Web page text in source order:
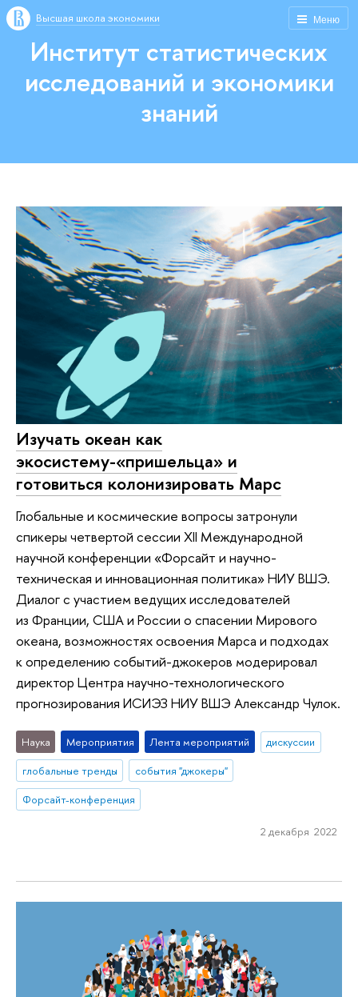
Меню
Высшая школа экономики
Институт статистических
исследований и экономики
знаний
Изучать океан как
экосистему-«пришельца» и
готовиться колонизировать Марс
Глобальные и космические вопросы затронули
спикеры четвертой сессии XII Международной
научной конференции «Форсайт и научно-
техническая и инновационная политика» НИУ ВШЭ.
Диалог с участием ведущих исследователей
из Франции, США и России о спасении Мирового
океана, возможностях освоения Марса и подходах
к определению событий-джокеров модерировал
директор Центра научно-технологического
прогнозирования ИСИЭЗ НИУ ВШЭ Александр Чулок.
Наука Мероприятия Лента мероприятий
дискуссии
глобальные тренды
события "джокеры"
Форсайт-конференция
2 декабря 2022